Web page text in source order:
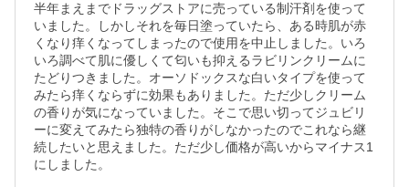
半年まえまでドラッグストアに売っている制汗剤を使って
いました。しかしそれを毎日塗っていたら、ある時肌が赤
くなり痒くなってしまったので使用を中止しました。いろ
いろ調べて肌に優しくて匂いも抑えるラビリンクリームに
たどりつきました。オーソドックスな白いタイプを使って
みたら痒くならずに効果もありました。ただ少しクリーム
の香りが気になっていました。そこで思い切ってジュビリ
ーに変えてみたら独特の香りがしなかったのでこれなら継
続したいと思えました。ただ少し価格が高いからマイナス1